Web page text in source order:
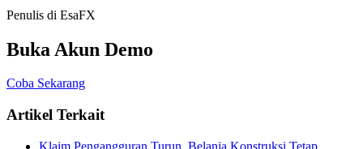
Penulis di EsaFX
Buka Akun Demo
Coba Sekarang
Artikel Terkait
Klaim Pengangguran Turun, Belanja Konstruksi Tetap